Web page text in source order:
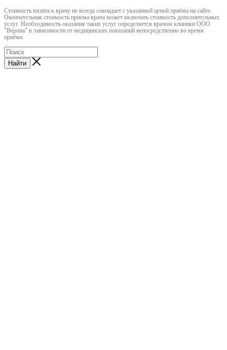
Cтоимость визита к врачу не всегда совпадает с указанной ценой приёма на сайте.
Окончательная стоимость приема врача может включать стоимость дополнительных
услуг. Необходимость оказания таких услуг определяется врачом клиники ООО
"Верона" в зависимости от медицинских показаний непосредственно во время
приёма.
Найти